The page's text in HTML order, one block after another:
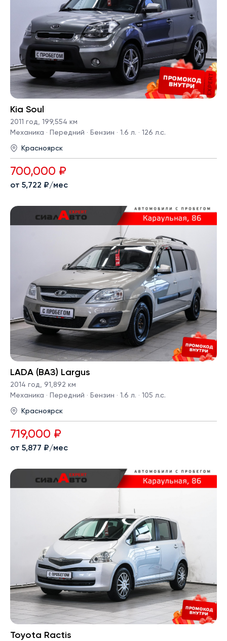
Kia Soul
2011 год
199,554 км
Механика · Передний · Бензин · 1.6 л. · 126 л.с.
Красноярск
700,000 ₽
от 5,722 ₽/мес
LADA (ВАЗ) Largus
2014 год, 91,892 км
Механика · Передний · Бензин · 1.6 л. · 105 л.с.
Красноярск
719,000 ₽
от 5,877 ₽/мес
Toyota Ractis